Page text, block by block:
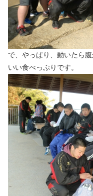
で、やっぱり、動いたら
いい食べっぷりです。